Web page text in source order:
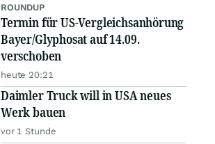
ROUNDUP
Termin für US-Vergleichsanhörung
Bayer/Glyphosat auf 14.09.
verschoben
heute 20:21
Daimler Truck will in USA neues
Werk bauen
vor 1 Stunde